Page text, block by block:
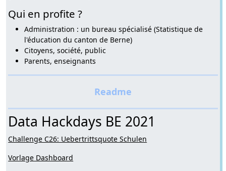
Qui en profite ?
Administration : un bureau spécialisé (Statistique de
l'éducation du canton de Berne)
Citoyens, société, public
Parents, enseignants
Data Hackdays BE 2021
Challenge C26: Uebertrittsquote Schulen
Vorlage Dashboard